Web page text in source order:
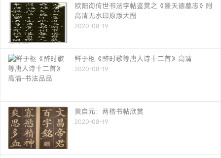
欧阳询传世书法字帖鉴赏之《翟天德墓志》附
高清无水印原版大图
2020-08-19
鲜于枢《醉时歌等唐人诗十二首》高清
2020-08-19
黄自元：两楷书帖欣赏
2020-08-19